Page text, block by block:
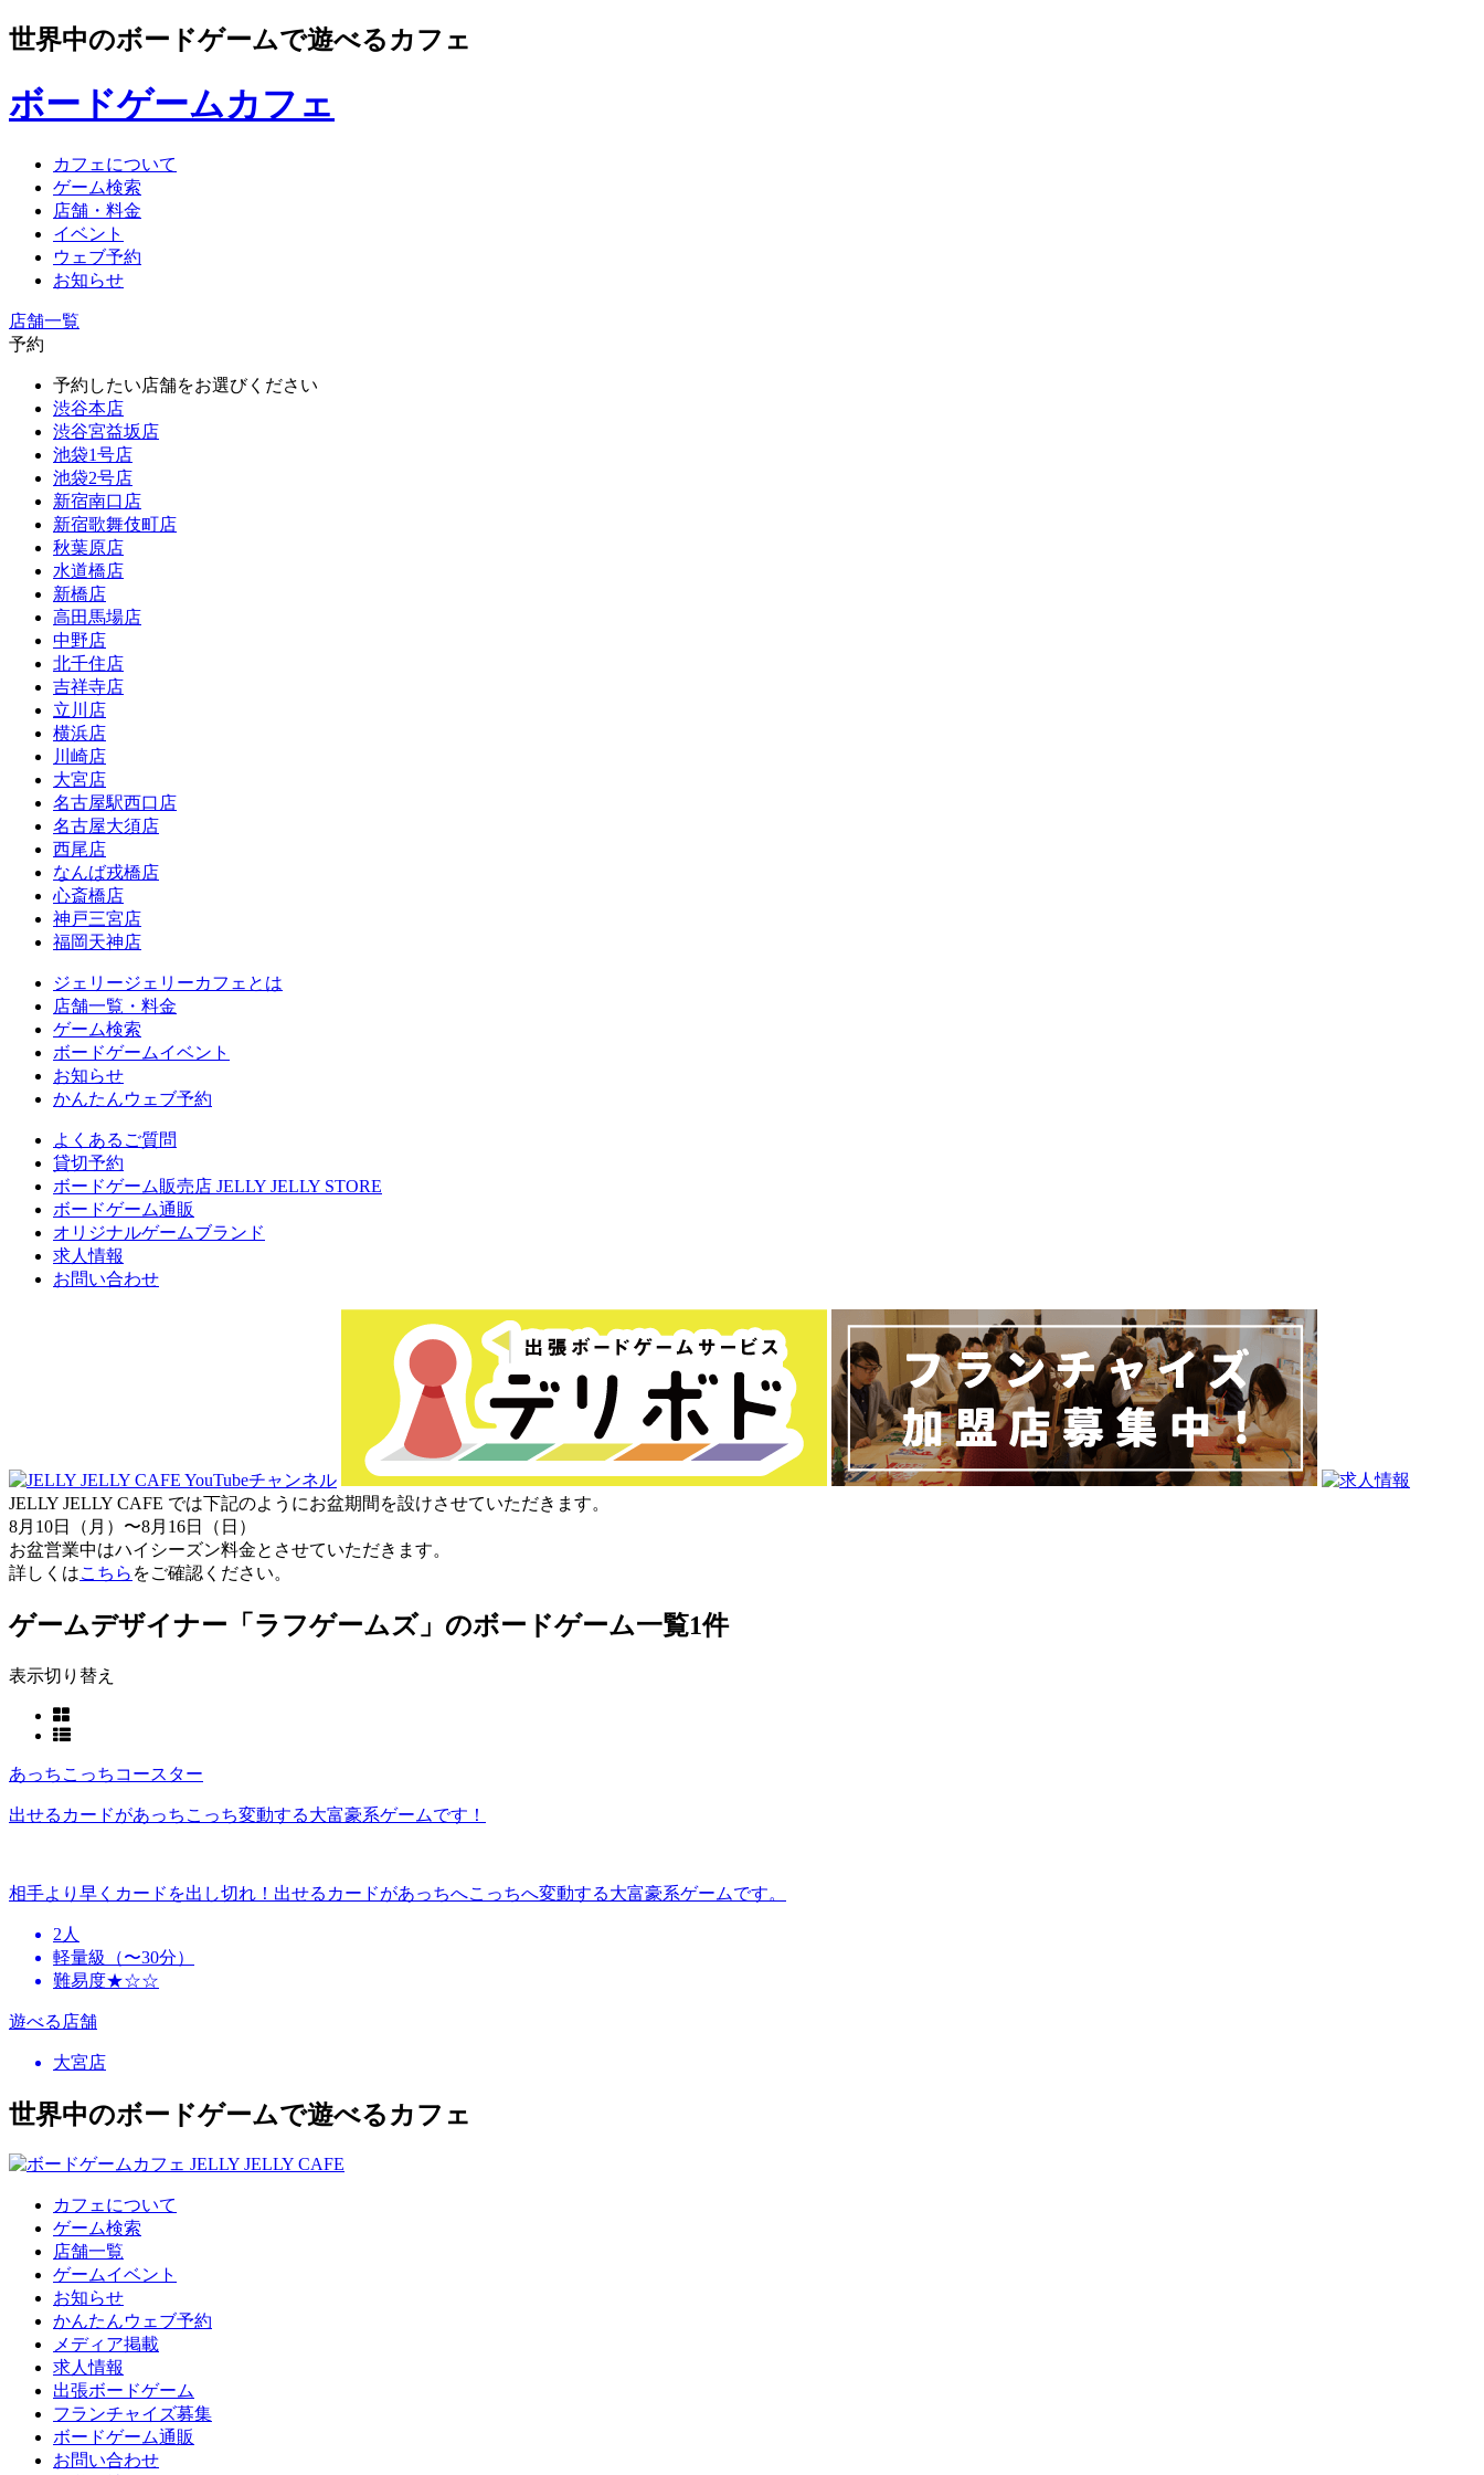
世界中のボードゲームで遊べるカフェ
ボードゲームカフェ
カフェについて
ゲーム検索
店舗・料金
イベント
ウェブ予約
お知らせ
店舗一覧
予約
予約したい店舗をお選びください
渋谷本店
渋谷宮益坂店
池袋1号店
池袋2号店
新宿南口店
新宿歌舞伎町店
秋葉原店
水道橋店
新橋店
高田馬場店
中野店
北千住店
吉祥寺店
立川店
横浜店
川崎店
大宮店
名古屋駅西口店
名古屋大須店
西尾店
なんば戎橋店
心斎橋店
神戸三宮店
福岡天神店
ジェリージェリーカフェとは
店舗一覧・料金
ゲーム検索
ボードゲームイベント
お知らせ
かんたんウェブ予約
よくあるご質問
貸切予約
ボードゲーム販売店 JELLY JELLY STORE
ボードゲーム通販
オリジナルゲームブランド
求人情報
お問い合わせ
JELLY JELLY CAFE では下記のようにお盆期間を設けさせていただきます。
8月10日（月）〜8月16日（日）
お盆営業中はハイシーズン料金とさせていただきます。
詳しくはこちら をご確認ください。
ゲームデザイナー「ラフゲームズ」のボードゲーム一覧1件
表示切り替え
あっちこっちコースター
出せるカードがあっちこっち変動する大富豪系ゲームです！
相手より早くカードを出し切れ！出せるカードがあっちへこっちへ変動する大富豪系ゲームです。
2人
軽量級（〜30分）
難易度★☆☆
遊べる店舗
大宮店
世界中のボードゲームで遊べるカフェ
カフェについて
ゲーム検索
店舗一覧
ゲームイベント
お知らせ
かんたんウェブ予約
メディア掲載
求人情報
出張ボードゲーム
フランチャイズ募集
ボードゲーム通販
お問い合わせ